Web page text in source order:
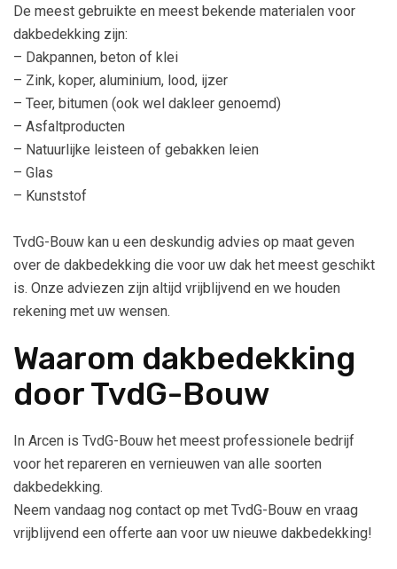
De meest gebruikte en meest bekende materialen voor
dakbedekking zijn:
– Dakpannen, beton of klei
– Zink, koper, aluminium, lood, ijzer
– Teer, bitumen (ook wel dakleer genoemd)
– Asfaltproducten
– Natuurlijke leisteen of gebakken leien
– Glas
– Kunststof
TvdG-Bouw kan u een deskundig advies op maat geven
over de dakbedekking die voor uw dak het meest geschikt
is. Onze adviezen zijn altijd vrijblijvend en we houden
rekening met uw wensen.
Waarom dakbedekking
door TvdG-Bouw
In Arcen is TvdG-Bouw het meest professionele bedrijf
voor het repareren en vernieuwen van alle soorten
dakbedekking.
Neem vandaag nog contact op met TvdG-Bouw en vraag
vrijblijvend een offerte aan voor uw nieuwe dakbedekking!